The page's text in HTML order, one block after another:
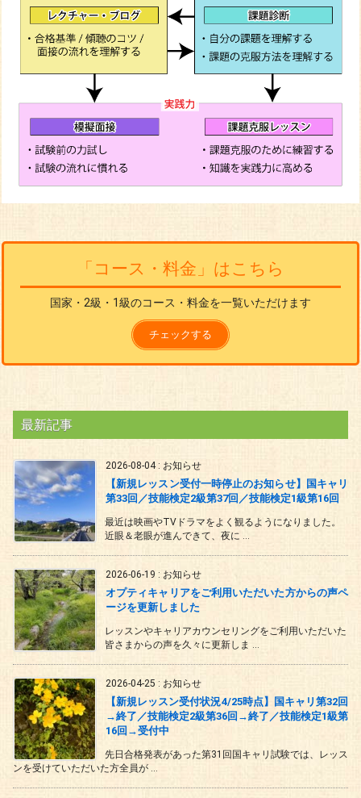
「コース・料金」はこちら
国家・2級・1級のコース・料金を一覧いただけます
チェックする
最新記事
2026-08-04: お知らせ
【新規レッスン受付一時停止のお知らせ】国キャリ
第33回／技能検定2級第37回／技能検定1級第16回
最近は映画やTVドラマをよく観るようになりました。
近眼＆老眼が進んできて、夜に ...
2026-06-19 : お知らせ
オプティキャリアをご利用いただいた方からの声ペ
ージを更新しました
レッスンやキャリアカウンセリングをご利用いただいた
皆さまからの声を久々に更新しま ...
2026-04-25 : お知らせ
【新規レッスン受付状況4/25時点】国キャリ第32回
→終了／技能検定2級第36回→終了／技能検定1級第
16回→受付中
先日合格発表があった第31回国キャリ試験では、レッス
ンを受けていただいた方全員が ...